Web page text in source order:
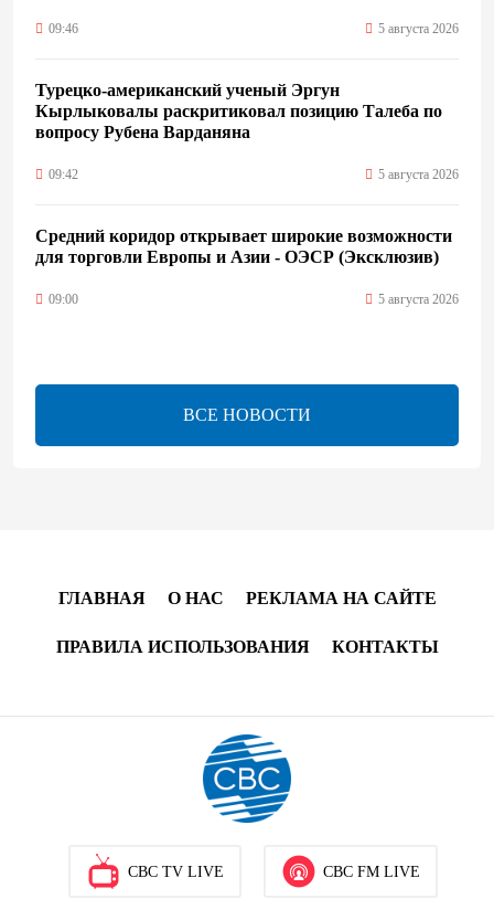
09:46 5 августа 2026
Турецко-американский ученый Эргун
Кырлыковалы раскритиковал позицию Талеба по
вопросу Рубена Варданяна
09:42 5 августа 2026
Средний коридор открывает широкие возможности
для торговли Европы и Азии - ОЭСР (Эксклюзив)
09:00 5 августа 2026
платежи превращаются в инфраструктуру роста
Эмир Катара обсудил с Трампом ситуацию вокруг
В Физулинском районе вспыхнул пожар на
Иран и Оман продолжают переговоры по
безопасному маршруту в Ормузском проливе -
ВСЕ НОВОСТИ
ГЛАВНАЯ О НАС РЕКЛАМА НА САЙТЕ
ПРАВИЛА ИСПОЛЬЗОВАНИЯ КОНТАКТЫ
CBC TV LIVE CBC FM LIVE